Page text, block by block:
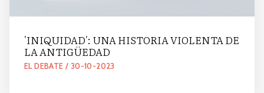
'INIQUIDAD': UNA HISTORIA VIOLENTA DE
LA ANTIGÜEDAD
EL DEBATE / 30-10-2023